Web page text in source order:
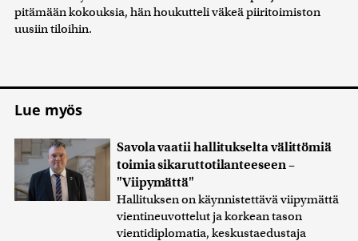
pitämään kokouksia, hän houkutteli väkeä piiritoimiston
uusiin tiloihin.
Lue myös
Savola vaatii hallitukselta välittömiä
toimia sikaruttotilanteeseen –
"Viipymättä"
Hallituksen on käynnistettävä viipymättä
vientineuvottelut ja korkean tason
vientidiplomatia, keskustaedustaja